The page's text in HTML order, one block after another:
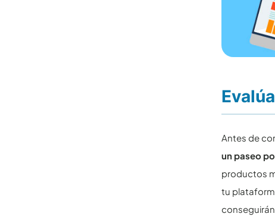
Antes de
un paseo
productos
tu